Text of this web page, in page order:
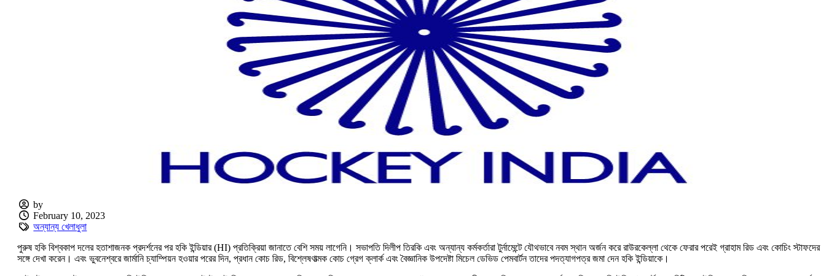
by
February 10, 2023
অন্যান্য খেলাধুলা
পুরুষ হকি বিশ্বকাপ দলের হতাশাজনক প্রদর্শনের পর হকি ইন্ডিয়ার (HI) প্রতিক্রিয়া জানাতে বেশি সময় লাগেনি। সভাপতি দিলীপ তিরকি এবং অন্যান্য কর্মকর্তারা টুর্নামেন্টে যৌথভাবে নবম স্থান অর্জন করে রাউরকেল্লা থেকে ফেরার পরেই গ্রাহাম রিড এবং কোচিং স্টাফদের
সঙ্গে দেখা করেন। এবং ভুবনেশ্বরে জার্মানি চ্যাম্পিয়ন হওয়ার পরের দিন, প্রধান কোচ রিড, বিশ্লেষণাত্মক কোচ গ্রেগ ক্লার্ক এবং বৈজ্ঞানিক উপদেষ্টা মিচেল ডেভিড পেমবার্টন তাদের পদত্যাগপত্র জমা দেন হকি ইন্ডিয়াকে।